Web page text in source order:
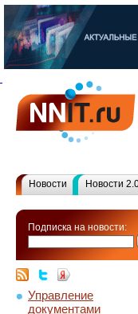
Новости Новости
Подписка на новости:
Управление
документами